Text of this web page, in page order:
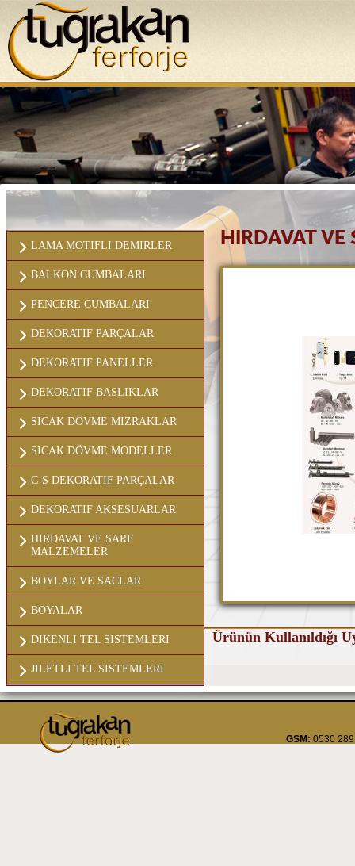
ANASAYFA KURUMSAL
LAMA MOTIFLI DEMIRLER
BALKON CUMBALARI
PENCERE CUMBALARI
DEKORATIF PARÇALAR
DEKORATIF PANELLER
DEKORATIF BASLIKLAR
SICAK DÖVME MIZRAKLAR
SICAK DÖVME MODELLER
C-S DEKORATIF PARÇALAR
DEKORATIF AKSESUARLAR
HIRDAVAT VE SARF
MALZEMELER
BOYLAR VE SACLAR
BOYALAR
DIKENLI TEL SISTEMLERI
JILETLI TEL SISTEMLERI
HIRDAVAT VE
Ürünün Kullanıldığı
GSM: 0530